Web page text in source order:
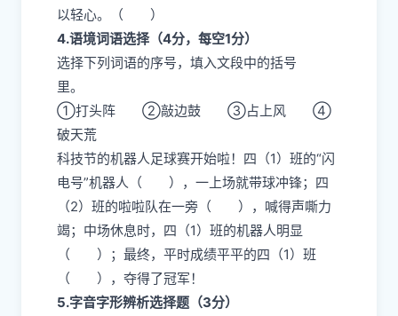
以轻心。（ ）
4.语境词语选择（4分，每空1分）
选择下列词语的序号，填入文段中的括号
里。
①打头阵 ②敲边鼓 ③占上风 ④
破天荒
科技节的机器人足球赛开始啦！四（1）班的“闪
电号”机器人（ ），一上场就带球冲锋；四
（2）班的啦啦队在一旁（ ），喊得声嘶力
竭；中场休息时，四（1）班的机器人明显
（ ）；最终，平时成绩平平的四（1）班
（ ），夺得了冠军！
5.字音字形辨析选择题（3分）